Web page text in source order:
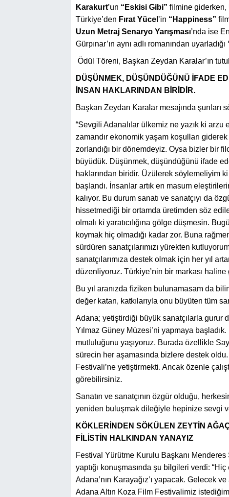
Karakurt’un “ Eskisi Gibi” filmine giderken,
Türkiye’den Fırat Yücel ’in “ Happiness”
Uzun Metraj Senaryo Yarışması’nda ise
Gürpınar’ın aynı adlı romanından uyarladığı
Ödül Töreni, Başkan Zeydan Karalar’ın
DÜŞÜNMEK, DÜŞÜNDÜĞÜNÜ İFADE
İNSAN HAKLARINDAN BİRİDİR.
Başkan Zeydan Karalar mesajında şunları
“Sevgili Adanalılar ülkemiz ne yazık ki
zamandır ekonomik yaşam koşulları
zorlandığı bir dönemdeyiz. Oysa bizler bir
büyüdük. Düşünmek, düşündüğünü ifade
haklarından biridir. Üzülerek söylemeliyim
başlandı. İnsanlar artık en masum
kalıyor. Bu durum sanatı ve sanatçıyı da
hissetmediği bir ortamda üretimden söz
olmalı ki yaratıcılığına gölge düşmesin.
koymak hiç olmadığı kadar zor. Buna
sürdüren sanatçılarımızı yürekten
sanatçılarımıza destek olmak için her yıl
düzenliyoruz. Türkiye’nin bir markası
Bu yıl aranızda fiziken bulunamasam da
değer katan, katkılarıyla onu büyüten tüm
Adana; yetiştirdiği büyük sanatçılarla gurur
Yılmaz Güney Müzesi’ni yapmaya
mutluluğunu yaşıyoruz. Burada özellikle
sürecin her aşamasında bizlere destek oldu.
Festivali’ne yetiştirmekti. Ancak özenle
görebilirsiniz.
Sanatın ve sanatçının özgür olduğu,
yeniden buluşmak dileğiyle hepinize sevgi
KÖKLERİNDEN SÖKÜLEN ZEYTİN
FİLİSTİN HALKINDAN YANAYIZ
Festival Yürütme Kurulu Başkanı
yaptığı konuşmasında şu bilgileri verdi:
Adana’nın Karayağız’ı yapacak. Gelecek
Adana Altın Koza Film Festivalimiz